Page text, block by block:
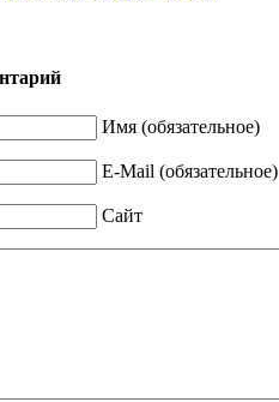
Имя (обязательное)
E-Mail (обязательное)
Сайт